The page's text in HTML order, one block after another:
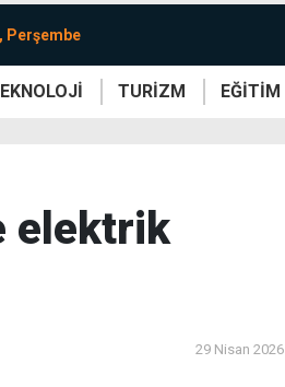
Perşembe
TURİZM EĞİTİM
elektrik
29 Nisan 2026